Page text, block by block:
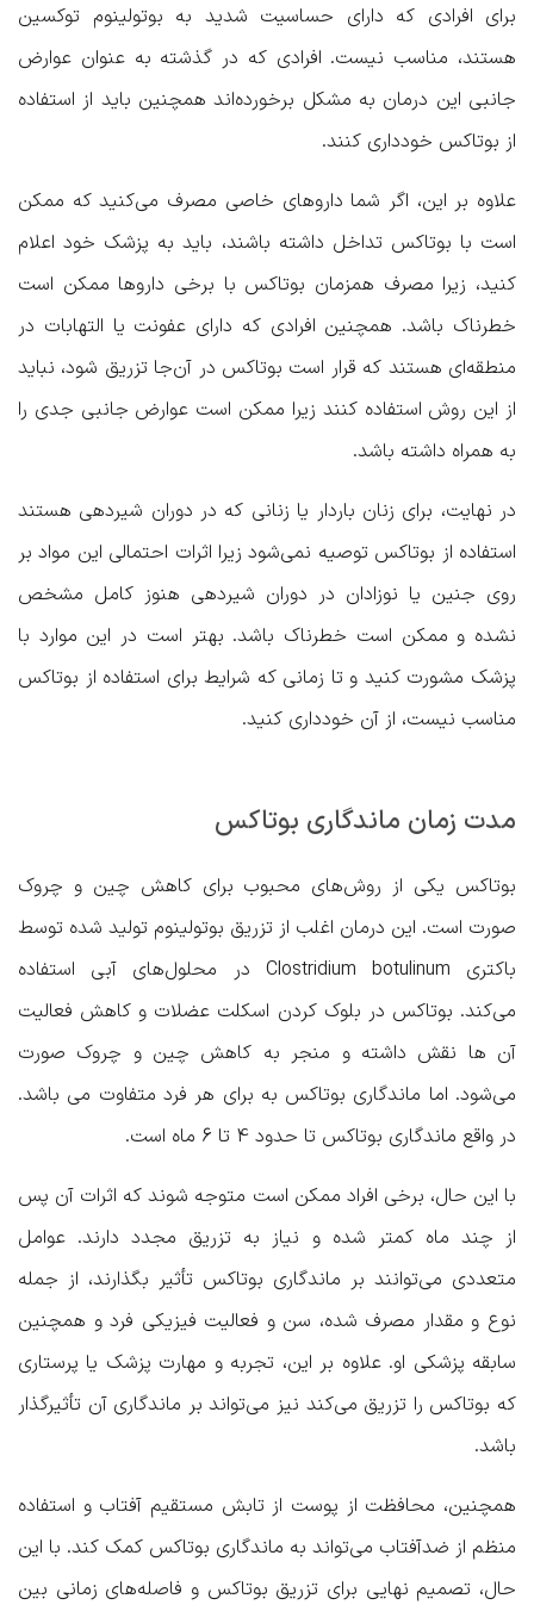
برای افرادی که دارای حساسیت شدید به بوتولینوم توکسین
هستند، مناسب نیست. افرادی که در گذشته به عنوان عوارض
جانبی این درمان به مشکل برخورده‌اند همچنین باید از استفاده
از بوتاکس خودداری کنند.
علاوه بر این، اگر شما داروهای خاصی مصرف می‌کنید که ممکن
است با بوتاکس تداخل داشته باشند، باید به پزشک خود اعلام
کنید، زیرا مصرف همزمان بوتاکس با برخی داروها ممکن است
خطرناک باشد. همچنین افرادی که دارای عفونت یا التهابات در
منطقه‌ای هستند که قرار است بوتاکس در آن‌جا تزریق شود، نباید
از این روش استفاده کنند زیرا ممکن است عوارض جانبی جدی را
به همراه داشته باشد.
در نهایت، برای زنان باردار یا زنانی که در دوران شیردهی هستند
استفاده از بوتاکس توصیه نمی‌شود زیرا اثرات احتمالی این مواد بر
روی جنین یا نوزادان در دوران شیردهی هنوز کامل مشخص
نشده و ممکن است خطرناک باشد. بهتر است در این موارد با
پزشک مشورت کنید و تا زمانی که شرایط برای استفاده از بوتاکس
مناسب نیست، از آن خودداری کنید.
مدت زمان ماندگاری بوتاکس
بوتاکس یکی از روش‌های محبوب برای کاهش چین و چروک
صورت است. این درمان اغلب از تزریق بوتولینوم تولید شده توسط
باکتری Clostridium botulinum در محلول‌های آبی استفاده
می‌کند. بوتاکس در بلوک کردن اسکلت عضلات و کاهش فعالیت
آن ها نقش داشته و منجر به کاهش چین و چروک صورت
می‌شود. اما ماندگاری بوتاکس به برای هر فرد متفاوت می باشد.
در واقع ماندگاری بوتاکس تا حدود 4 تا 6 ماه است.
با این حال، برخی افراد ممکن است متوجه شوند که اثرات آن پس
از چند ماه کمتر شده و نیاز به تزریق مجدد دارند. عوامل
متعددی می‌توانند بر ماندگاری بوتاکس تأثیر بگذارند، از جمله
نوع و مقدار مصرف شده، سن و فعالیت فیزیکی فرد و همچنین
سابقه پزشکی او. علاوه بر این، تجربه و مهارت پزشک یا پرستاری
که بوتاکس را تزریق می‌کند نیز می‌تواند بر ماندگاری آن تأثیرگذار
باشد.
همچنین، محافظت از پوست از تابش مستقیم آفتاب و استفاده
منظم از ضدآفتاب می‌تواند به ماندگاری بوتاکس کمک کند. با این
حال، تصمیم نهایی برای تزریق بوتاکس و فاصله‌های زمانی بین